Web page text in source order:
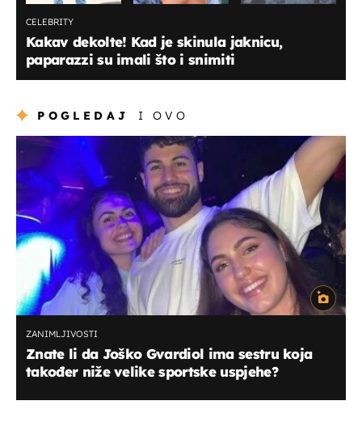
CELEBRITY
Kakav dekolte! Kad je skinula jaknicu,
paparazzi su imali što i snimiti
POGLEDAJ I OVO
ZANIMLJIVOSTI
Znate li da Joško Gvardiol ima sestru koja
također niže velike sportske uspjehe?